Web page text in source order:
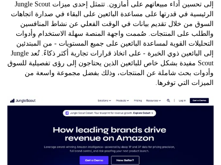
إلى تحسين أداء مبيعاتهم على أمازون. تتمثل إحدى ميزات Jungle Scout
في قدرتها على مساعدة البائعين على البقاء في صدارة اتجاهات
من خلال تقديم بيانات في الوقت الفعلي عن نشاط المنافسين
على المنتجات. صُممت واجهة المنصة سهلة الاستخدام وأدوات
القوية لمساعدة البائعين على جميع المستويات - من المبتدئين
إلى البائعين ذوي الخبرة - على اتخاذ قرارات تجارية أكثر ذكاءً. تُعد Jungle
Scout مفيدة بشكل خاص للبائعين الذين يحتاجون إلى رؤى تفصيلية للسوق
بحث شاملة عن المنتجات، وذلك بفضل مجموعة واسعة من
التي توفرها.